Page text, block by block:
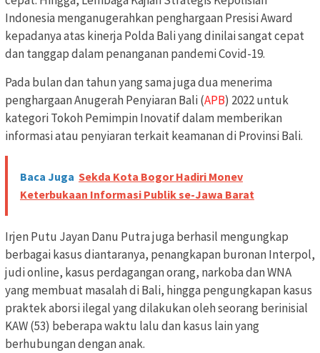
Indonesia menganugerahkan penghargaan Presisi Award
kepadanya atas kinerja Polda Bali yang dinilai sangat cepat
dan tanggap dalam penanganan pandemi Covid-19.
Pada bulan dan tahun yang sama juga dua menerima
penghargaan Anugerah Penyiaran Bali (APB) 2022 untuk
kategori Tokoh Pemimpin Inovatif dalam memberikan
informasi atau penyiaran terkait keamanan di Provinsi Bali.
Baca Juga Sekda Kota Bogor Hadiri Monev
Keterbukaan Informasi Publik se-Jawa Barat
Irjen Putu Jayan Danu Putra juga berhasil mengungkap
berbagai kasus diantaranya, penangkapan buronan Interpol,
judi online, kasus perdagangan orang, narkoba dan WNA
yang membuat masalah di Bali, hingga pengungkapan kasus
praktek aborsi ilegal yang dilakukan oleh seorang berinisial
KAW (53) beberapa waktu lalu dan kasus lain yang
berhubungan dengan anak.